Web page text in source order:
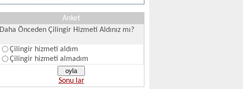
Anket
Daha Önceden Çilingir Hizmeti Aldınız mı?
Çilingir hizmeti aldım
Çilingir hizmeti almadım
Sonu lar